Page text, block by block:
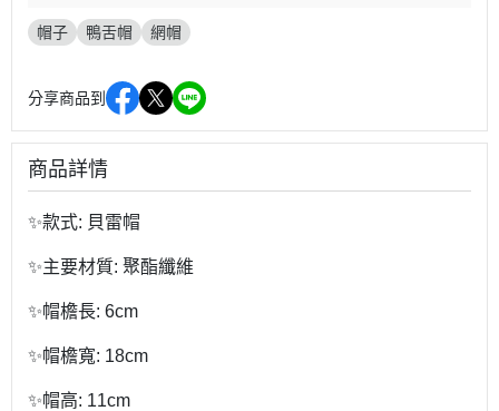
帽子 鴨舌帽 網帽
分享商品到
商品詳情
✨款式: 貝雷帽
✨主要材質: 聚酯纖維
✨帽檐長: 6cm
✨帽檐寬: 18cm
✨帽高: 11cm